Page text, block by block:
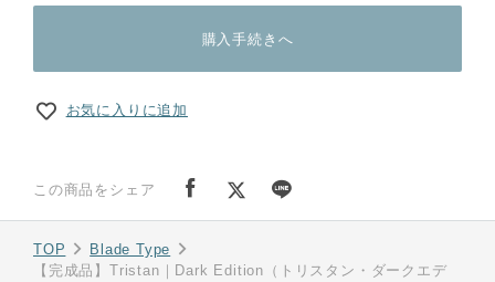
購入手続きへ
お気に入りに追加
この商品をシェア
TOP
Blade Type
【完成品】Tristan｜Dark Edition（トリスタン・ダークエデ